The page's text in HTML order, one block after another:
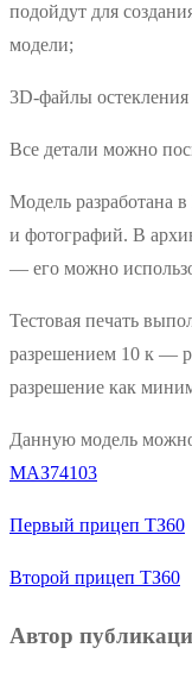
подойдут для
модели;
3D‑файлы
Все детали можно
Модель разработана
и фотографий. В
— его можно
Тестовая печать
разрешением 10 к —
разрешение как
Данную модель
МАЗ74103
Первый прицеп ТЗ60
Второй прицеп ТЗ60
Автор